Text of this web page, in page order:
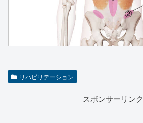
リハビリテーション
スポンサーリンク